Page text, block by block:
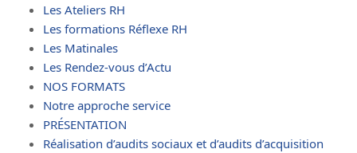
Les Ateliers RH
Les formations Réflexe RH
Les Matinales
Les Rendez-vous d’Actu
NOS FORMATS
Notre approche service
PRÉSENTATION
Réalisation d’audits sociaux et d’audits d’acquisition